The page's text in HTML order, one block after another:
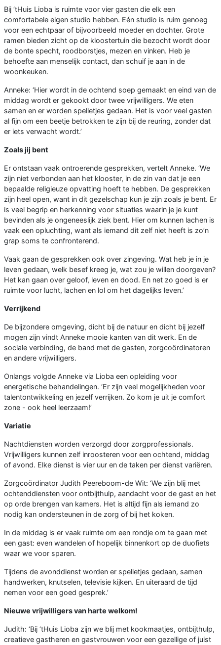
Bij ‘tHuis Lioba is ruimte voor vier gasten die elk een
comfortabele eigen studio hebben. Eén studio is ruim genoeg
voor een echtpaar of bijvoorbeeld moeder en dochter. Grote
ramen bieden zicht op de kloostertuin die bezocht wordt door
de bonte specht, roodborstjes, mezen en vinken. Heb je
behoefte aan menselijk contact, dan schuif je aan in de
woonkeuken.
Anneke: ‘Hier wordt in de ochtend soep gemaakt en eind van de
middag wordt er gekookt door twee vrijwilligers. We eten
samen en er worden spelletjes gedaan. Het is voor veel gasten
al fijn om een beetje betrokken te zijn bij de reuring, zonder dat
er iets verwacht wordt.’
Zoals jij bent
Er ontstaan vaak ontroerende gesprekken, vertelt Anneke. ‘We
zijn niet verbonden aan het klooster, in de zin van dat je een
bepaalde religieuze opvatting hoeft te hebben. De gesprekken
zijn heel open, want in dit gezelschap kun je zijn zoals je bent. Er
is veel begrip en herkenning voor situaties waarin je je kunt
bevinden als je ongeneeslijk ziek bent. Hier om kunnen lachen is
vaak een opluchting, want als iemand dit zelf niet heeft is zo’n
grap soms te confronterend.
Vaak gaan de gesprekken ook over zingeving. Wat heb je in je
leven gedaan, welk besef kreeg je, wat zou je willen doorgeven?
Het kan gaan over geloof, leven en dood. En net zo goed is er
ruimte voor lucht, lachen en lol om het dagelijks leven.’
Verrijkend
De bijzondere omgeving, dicht bij de natuur en dicht bij jezelf
mogen zijn vindt Anneke mooie kanten van dit werk. En de
sociale verbinding, de band met de gasten, zorgcoördinatoren
en andere vrijwilligers.
Onlangs volgde Anneke via Lioba een opleiding voor
energetische behandelingen. ‘Er zijn veel mogelijkheden voor
talentontwikkeling en jezelf verrijken. Zo kom je uit je comfort
zone - ook heel leerzaam!’
Variatie
Nachtdiensten worden verzorgd door zorgprofessionals.
Vrijwilligers kunnen zelf inroosteren voor een ochtend, middag
of avond. Elke dienst is vier uur en de taken per dienst variëren.
Zorgcoördinator Judith Peereboom-de Wit: ‘We zijn blij met
ochtenddiensten voor ontbijthulp, aandacht voor de gast en het
op orde brengen van kamers. Het is altijd fijn als iemand zo
nodig kan ondersteunen in de zorg of bij het koken.
In de middag is er vaak ruimte om een rondje om te gaan met
een gast: even wandelen of hopelijk binnenkort op de duofiets
waar we voor sparen.
Tijdens de avonddienst worden er spelletjes gedaan, samen
handwerken, knutselen, televisie kijken. En uiteraard de tijd
nemen voor een goed gesprek.’
Nieuwe vrijwilligers van harte welkom!
Judith: ‘Bij ‘tHuis Lioba zijn we blij met kookmaatjes, ontbijthulp,
creatieve gastheren en gastvrouwen voor een gezellige of juist